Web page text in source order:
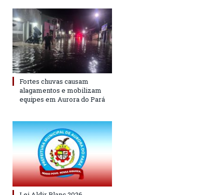
Fortes chuvas causam
alagamentos e mobilizam
equipes em Aurora do Pará